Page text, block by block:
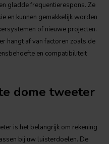
gladde frequentierespons. Ze
en kunnen gemakkelijk worden
of nieuwe projecten.
hangt af van factoren zoals de
en compatibiliteit
dome tweeter
is het belangrijk om rekening
bij uw luisterdoelen. De